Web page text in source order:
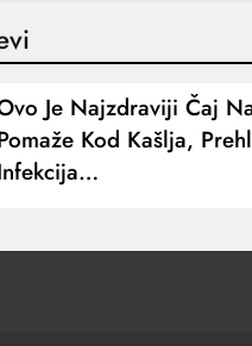
Je Najzdraviji Čaj
Kod Kašlja,